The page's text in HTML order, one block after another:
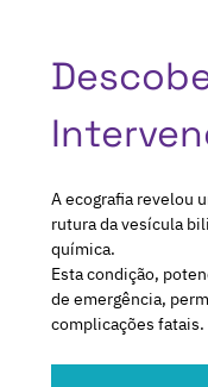
A ecografia revelou
rutura da vesícula
química.
Esta condição,
de emergência,
complicações fatais.